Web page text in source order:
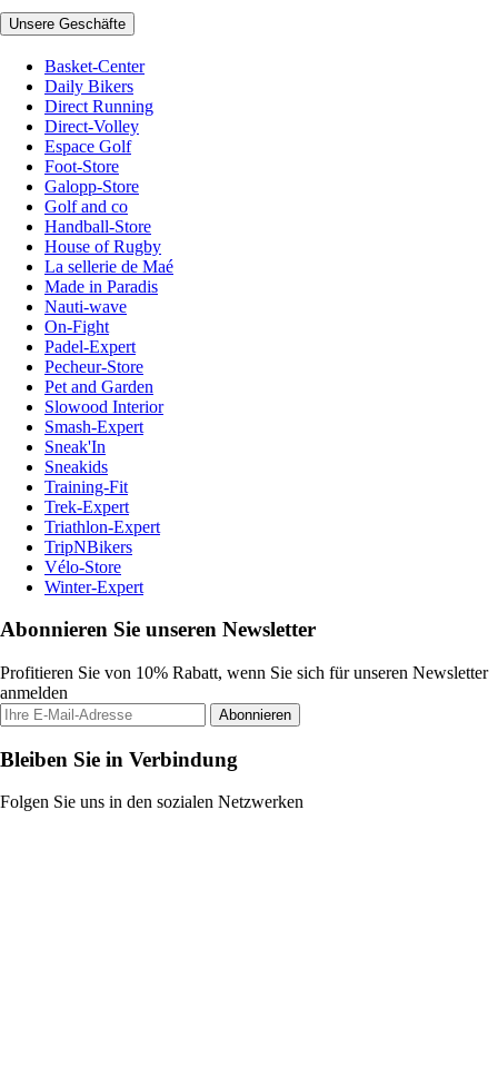
Unsere Geschäfte
Basket-Center
Daily Bikers
Direct Running
Direct-Volley
Espace Golf
Foot-Store
Galopp-Store
Golf and co
Handball-Store
House of Rugby
La sellerie de Maé
Made in Paradis
Nauti-wave
On-Fight
Padel-Expert
Pecheur-Store
Pet and Garden
Slowood Interior
Smash-Expert
Sneak'In
Sneakids
Training-Fit
Trek-Expert
Triathlon-Expert
TripNBikers
Vélo-Store
Winter-Expert
Abonnieren Sie unseren Newsletter
Profitieren Sie von 10% Rabatt, wenn Sie sich für unseren Newsletter
anmelden
Abonnieren
Bleiben Sie in Verbindung
Folgen Sie uns in den sozialen Netzwerken